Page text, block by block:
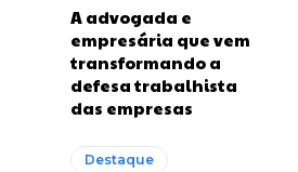
A advogada e
empresária que vem
transformando a
defesa trabalhista
das empresas
Destaque